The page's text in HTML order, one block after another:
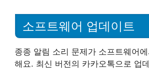
소프트웨어 업데이트
종종 알림 소리 문제가 소프트웨어
해요. 최신 버전의 카카오톡으로 업